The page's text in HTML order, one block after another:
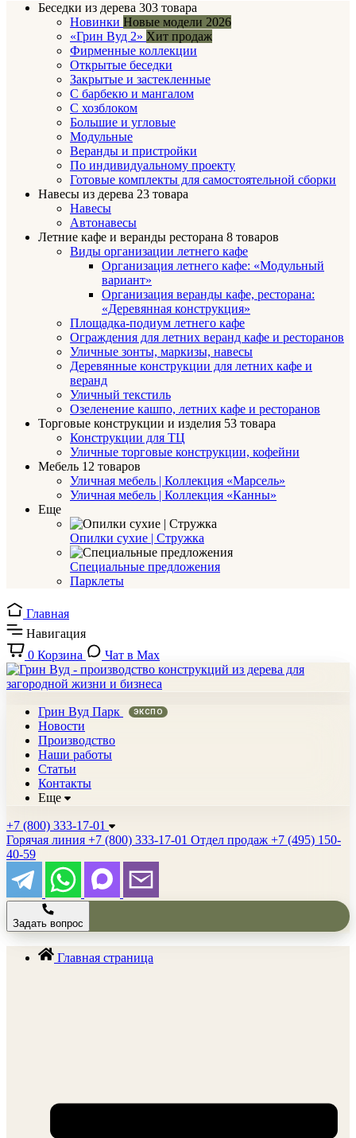
Беседки из дерева 303 товара
Новинки Новые модели 2026
«Грин Вуд 2» Хит продаж
Фирменные коллекции
Открытые беседки
Закрытые и застекленные
С барбекю и мангалом
С хозблоком
Большие и угловые
Модульные
Веранды и пристройки
По индивидуальному проекту
Готовые комплекты для самостоятельной сборки
Навесы из дерева 23 товара
Навесы
Автонавесы
Летние кафе и веранды ресторана 8 товаров
Виды организации летнего кафе
Организация летнего кафе: «Модульный
вариант»
Организация веранды кафе, ресторана:
«Деревянная конструкция»
Площадка-подиум летнего кафе
Ограждения для летних веранд кафе и ресторанов
Уличные зонты, маркизы, навесы
Деревянные конструкции для летних кафе и
веранд
Уличный текстиль
Озеленение кашпо, летних кафе и ресторанов
Торговые конструкции и изделия 53 товара
Конструкции для ТЦ
Уличные торговые конструкции, кофейни
Мебель 12 товаров
Уличная мебель | Коллекция «Марсель»
Уличная мебель | Коллекция «Канны»
Еще
Опилки сухие | Стружка
Специальные предложения
Парклеты
Главная
Навигация
0 Корзина Чат в Max
Грин Вуд Парк
Новости
Производство
Наши работы
Статьи
Контакты
Еще
+7 (800) 333-17-01
Горячая линия +7 (800) 333-17-01 Отдел продаж +7 (495) 150-
40-59
Задать вопрос
Главная страница